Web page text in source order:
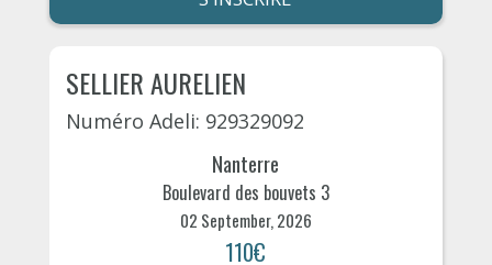
SELLIER AURELIEN
Numéro Adeli: 929329092
Nanterre
Boulevard des bouvets 3
02 September, 2026
110€